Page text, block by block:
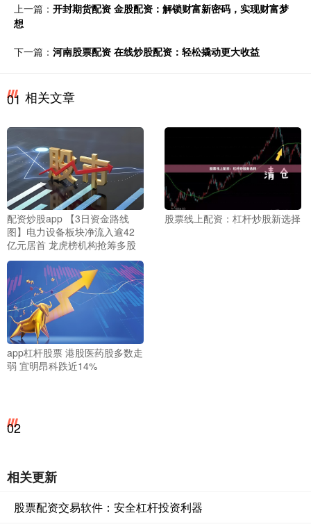
上一篇： 开封期货配资 金股配资：解锁财富新密码，实现财富梦
想
下一篇： 河南股票配资 在线炒股配资：轻松撬动更大收益
01 相关文章
配资炒股app 【3日资金路线
图】电力设备板块净流入逾42
亿元居首 龙虎榜机构抢筹多股
股票线上配资：杠杆炒股新选择
app杠杆股票 港股医药股多数走
弱 宜明昂科跌近14%
02
相关更新
股票配资交易软件：安全杠杆投资利器